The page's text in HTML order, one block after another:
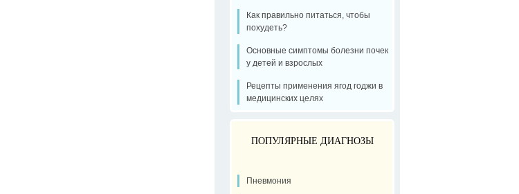
Как правильно питаться, чтобы
похудеть?
Основные симптомы болезни почек
у детей и взрослых
Рецепты применения ягод годжи в
медицинских целях
ПОПУЛЯРНЫЕ ДИАГНОЗЫ
Пневмония